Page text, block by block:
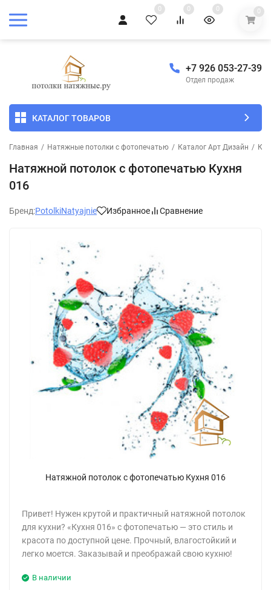
0 0 0 0
+7 926 053-27-39
Отдел продаж
КАТАЛОГ ТОВАРОВ
Главная / Натяжные потолки с фотопечатью / Каталог Арт Дизайн /
Натяжной потолок с фотопечатью Кухня
016
Бренд:PotolkiNatyajnie Избранное Сравнение
Натяжной потолок с фотопечатью Кухня 016
Привет! Нужен крутой и практичный натяжной потолок
для кухни? «Кухня 016» с фотопечатью — это стиль и
красота по доступной цене. Прочный, влагостойкий и
легко моется. Заказывай и преображай свою кухню!
В наличии